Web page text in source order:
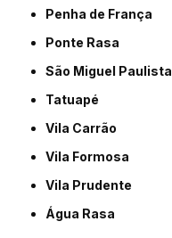
Penha de França
Ponte Rasa
São Miguel Paulista
Tatuapé
Vila Carrão
Vila Formosa
Vila Prudente
Água Rasa